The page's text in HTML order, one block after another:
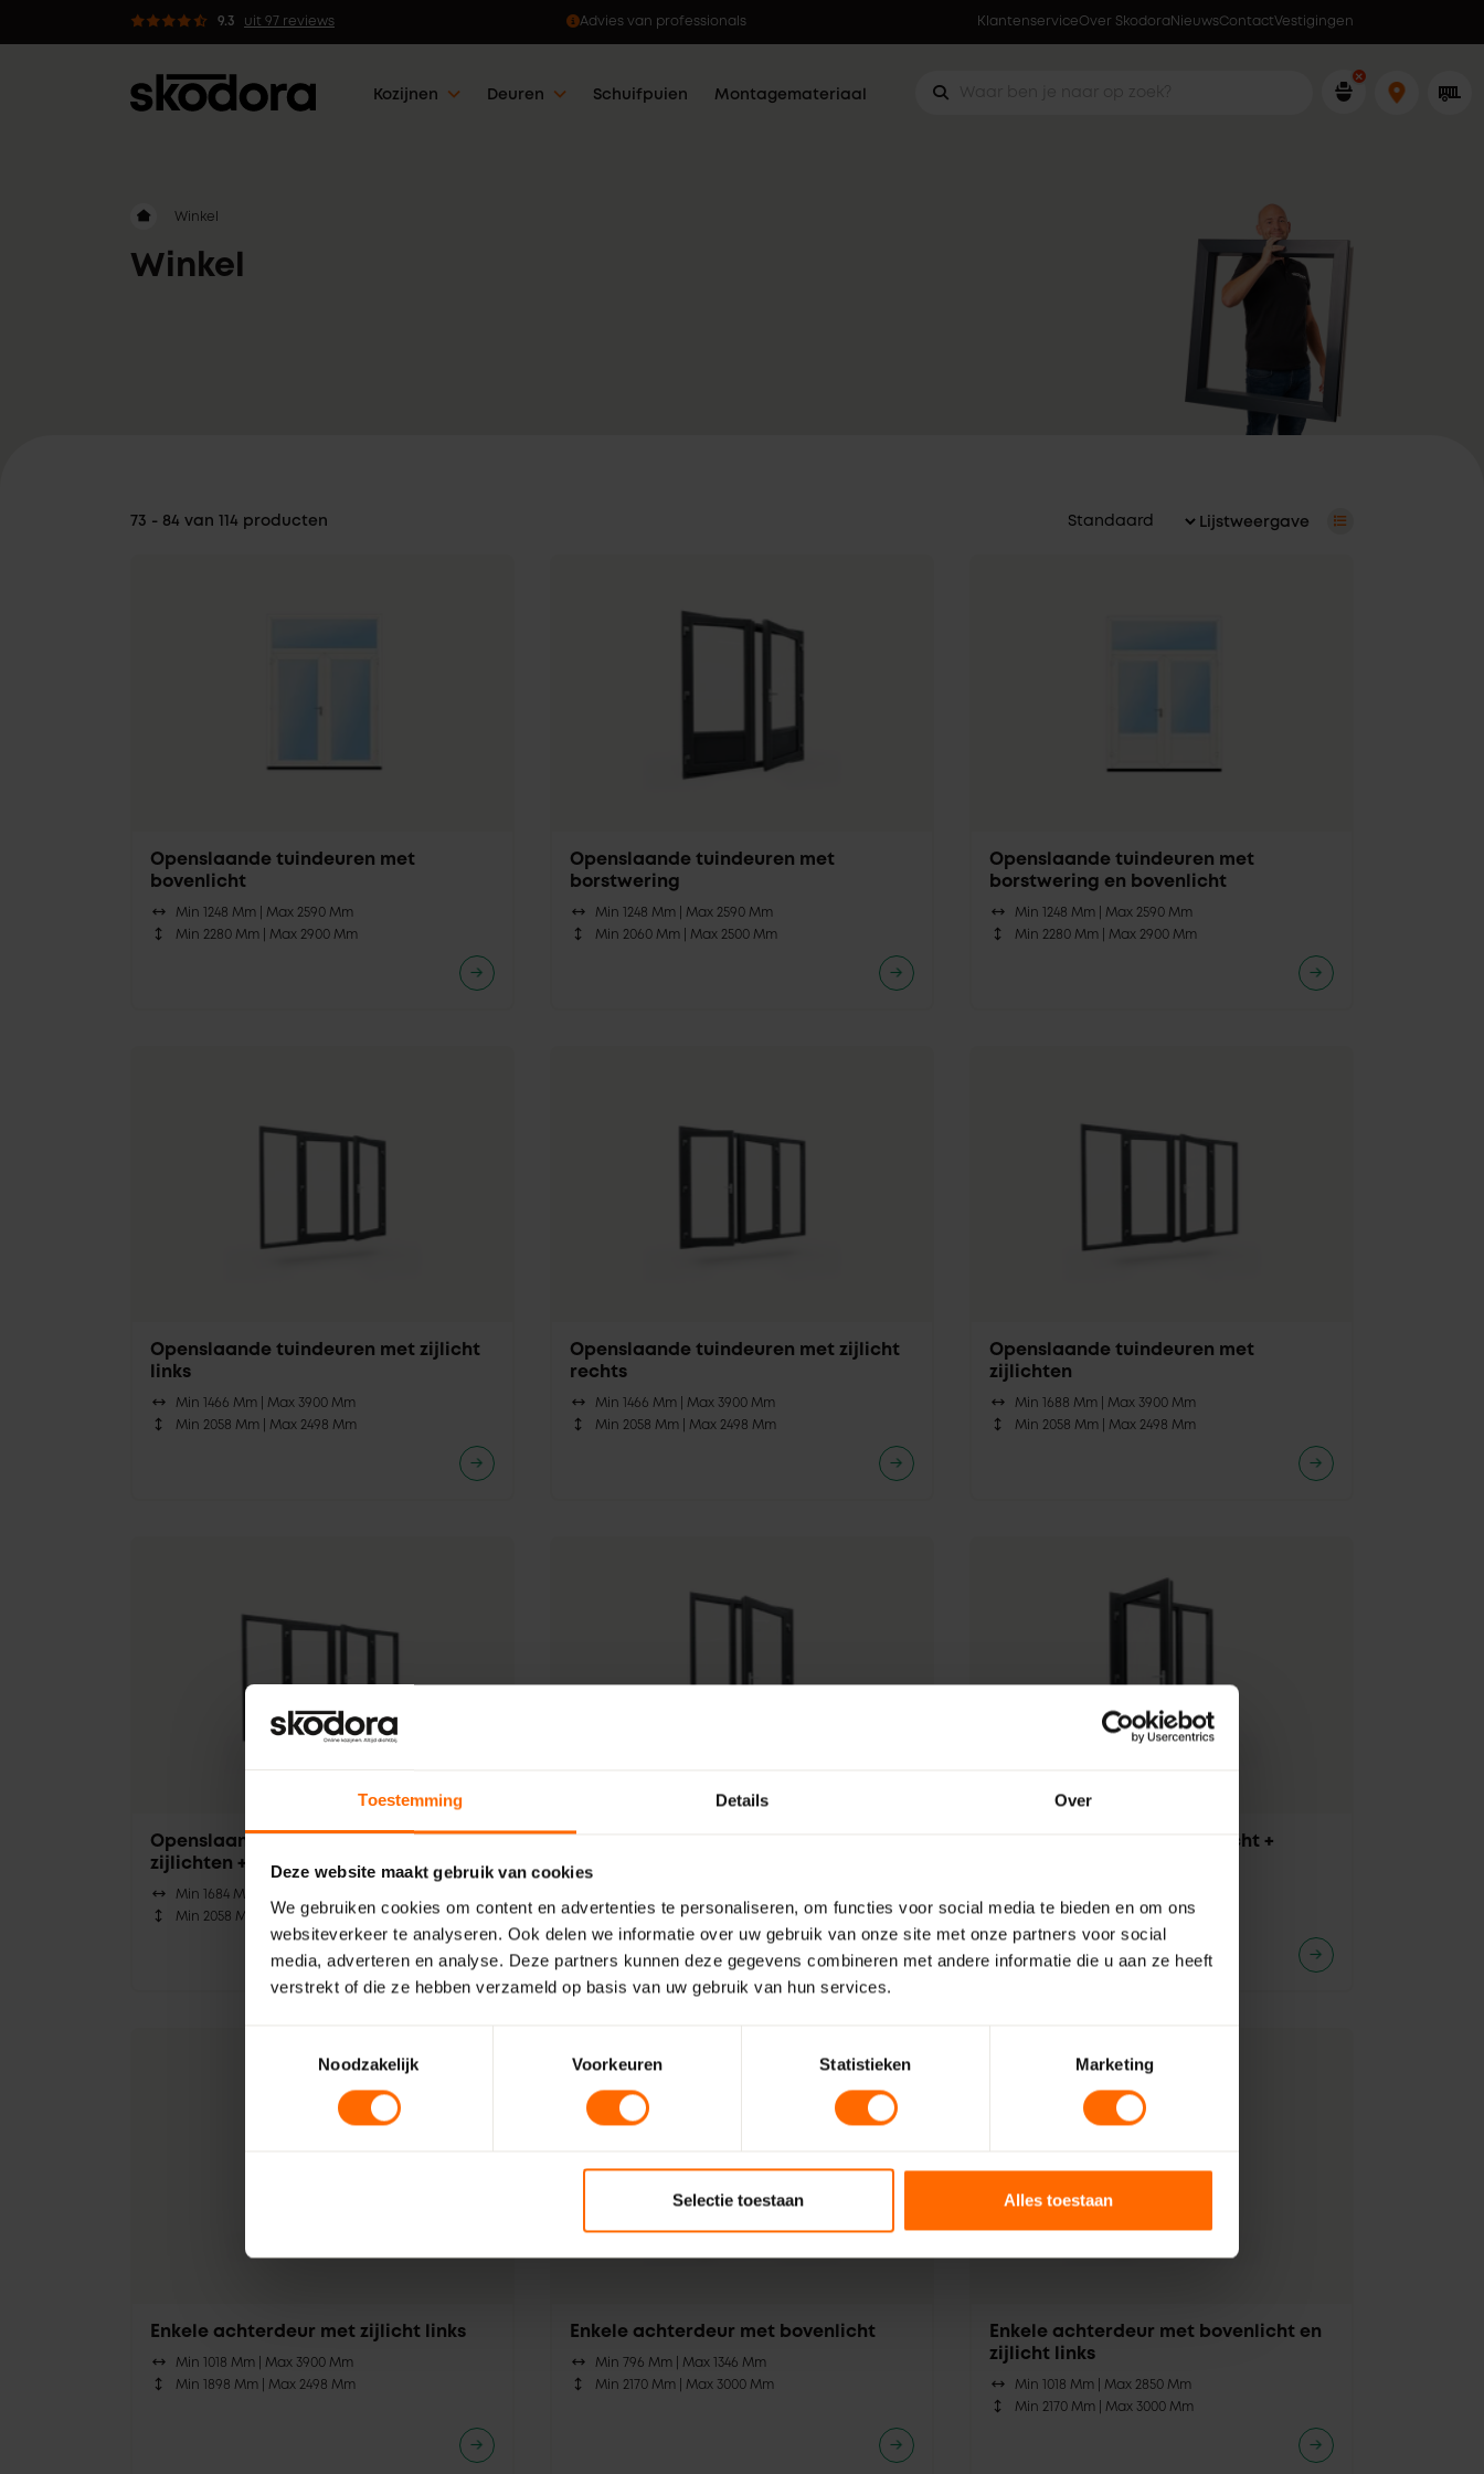
Toestemming Details Over
Deze website maakt gebruik van cookies
We gebruiken cookies om content en advertenties te personaliseren, om functies voor social media te bieden en om ons
websiteverkeer te analyseren. Ook delen we informatie over uw gebruik van onze site met onze partners voor social
media, adverteren en analyse. Deze partners kunnen deze gegevens combineren met andere informatie die u aan ze heeft
verstrekt of die ze hebben verzameld op basis van uw gebruik van hun services.
Noodzakelijk
Voorkeuren Statistieken Marketing
Selectie toestaan Alles toestaan
9.3 uit 97 reviews
met 5 werkdagen klaar Advies van professionals Ophalen wanneer jou dat uitkomt
KlantenserviceOver Skodora NieuwsContactVestigingen
Kozijnen Deuren Schuifpuien Montagemateriaal
Winkel
Winkel
73 - 84 van 114 producten Lijstweergave
Openslaande tuindeuren met
bovenlicht
Min 1248 Mm | Max 2590 Mm
Min 2280 Mm | Max 2900 Mm
Openslaande tuindeuren met
borstwering
Min 1248 Mm | Max 2590 Mm
Min 2060 Mm | Max 2500 Mm
Openslaande tuindeuren met
borstwering en bovenlicht
Min 1248 Mm | Max 2590 Mm
Min 2280 Mm | Max 2900 Mm
Openslaande tuindeuren met zijlicht
links
Min 1466 Mm | Max 3900 Mm
Min 2058 Mm | Max 2498 Mm
Openslaande tuindeuren met zijlicht
rechts
Min 1466 Mm | Max 3900 Mm
Min 2058 Mm | Max 2498 Mm
Openslaande tuindeuren met
zijlichten
Min 1688 Mm | Max 3900 Mm
Min 2058 Mm | Max 2498 Mm
Openslaande tuindeuren met
zijlichten + borstwering
Min 1684 Mm |
Min 2058 Mm |
Max 2498 Mm
borstwering links
Min 1898 Mm | Max 2498 Mm
Enkele achterdeur met zijlicht +
Min 1898 Mm | Max 2498 Mm
Enkele achterdeur met zijlicht links
Min 1018 Mm | Max 3900 Mm
Min 1898 Mm | Max 2498 Mm
Enkele achterdeur met bovenlicht
Min 796 Mm | Max 1346 Mm
Min 2170 Mm | Max 3000 Mm
Enkele achterdeur met bovenlicht en
zijlicht links
Min 1018 Mm | Max 2850 Mm
Min 2170 Mm | Max 3000 Mm